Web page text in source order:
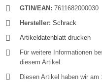
GTIN/EAN: 7611682000030
Hersteller: Schrack
Artikeldatenblatt drucken
Für weitere Informationen
diesem Artikel.
Diesen Artikel haben wir